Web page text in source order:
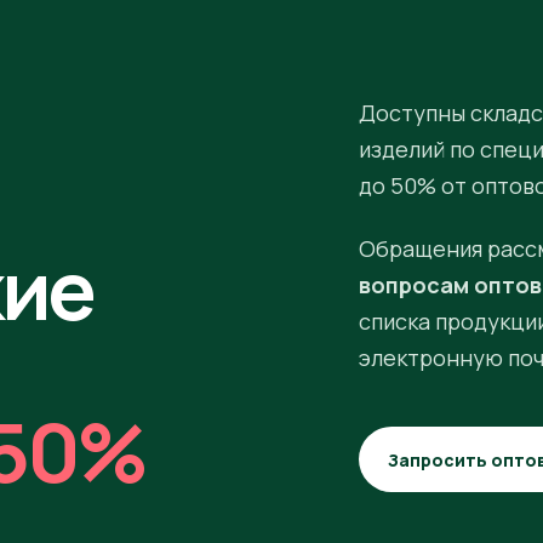
Доступны
изделий по
до 50% от
Обращения
вопросам
списка
электронную
Запросить